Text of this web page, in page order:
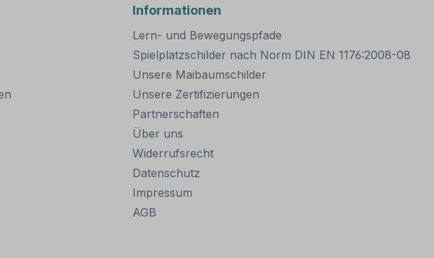
Informationen
Lern- und Bewegungspfade
Spielplatzschilder nach Norm DIN EN 1176:2008-08
Unsere Maibaumschilder
Unsere Zertifizierungen
Partnerschaften
Über uns
Widerrufsrecht
Datenschutz
Impressum
AGB